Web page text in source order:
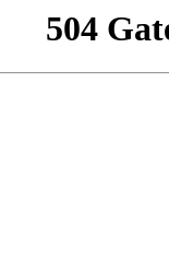
504